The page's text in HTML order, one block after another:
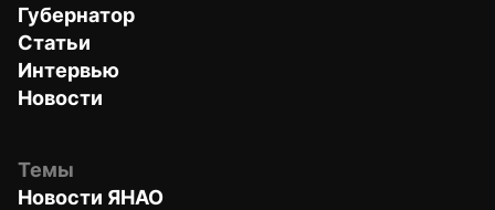
Губернатор
Статьи
Интервью
Новости
Темы
Новости ЯНАО